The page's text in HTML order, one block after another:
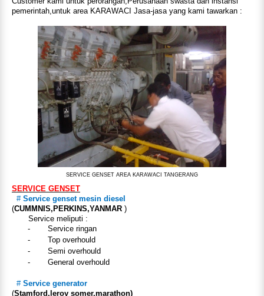
pemerintah,untuk area KARAWACI Jasa-jasa yang kami tawarkan :
SERVICE GENSET AREA KARAWACI TANGERANG
SERVICE GENSET
# Service genset mesin diesel
(CUMMNIS,PERKINS,YANMAR )
Service meliputi :
-
Service ringan
-
Top overhould
-
Semi overhould
-
General overhould
# Service generator
(Stamford,leroy somer,marathon)